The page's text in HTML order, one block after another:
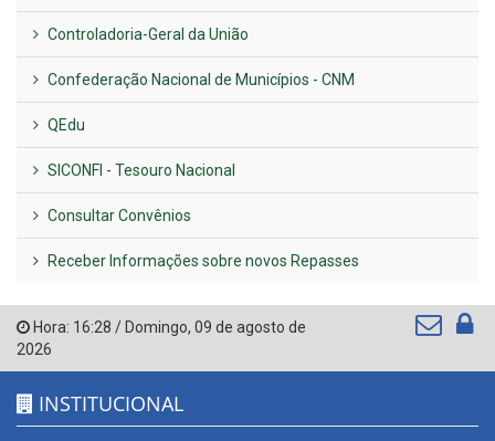
Controladoria-Geral da União
Confederação Nacional de Municípios - CNM
QEdu
SICONFI - Tesouro Nacional
Consultar Convênios
Receber Informações sobre novos Repasses
Hora: 16:28 / Domingo, 09 de agosto de
2026
INSTITUCIONAL